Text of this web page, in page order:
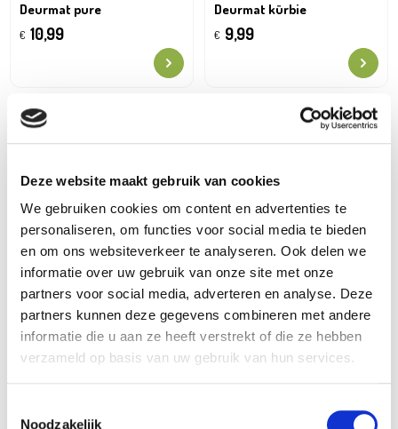
Deze website maakt gebruik van cookies
We gebruiken cookies om content en advertenties te
personaliseren, om functies voor social media te bieden
en om ons websiteverkeer te analyseren. Ook delen we
informatie over uw gebruik van onze site met onze
partners voor social media, adverteren en analyse. Deze
partners kunnen deze gegevens combineren met andere
informatie die u aan ze heeft verstrekt of die ze hebben
verzameld op basis van uw gebruik van hun services.
Noodzakelijk
Deurmat pure
€ 10,99
Deurmat kürbie
€ 9,99
Deurmat archy
€9,99
Deurmat noelle
€ 9,99